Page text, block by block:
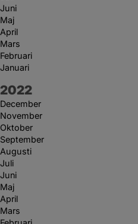
Juni
Maj
April
Mars
Februari
Januari
År:
2022
December
November
Oktober
September
Augusti
Juli
Juni
Maj
April
Mars